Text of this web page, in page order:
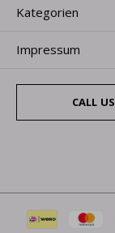
Kategorien
Impressum
CALL US